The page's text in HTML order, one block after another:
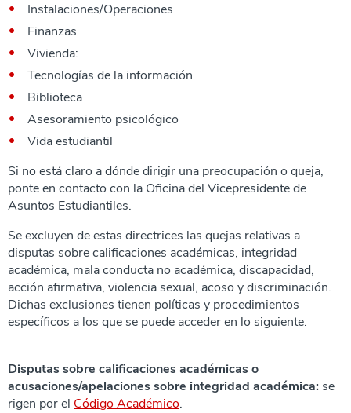
Instalaciones/Operaciones
Finanzas
Vivienda:
Tecnologías de la información
Biblioteca
Asesoramiento psicológico
Vida estudiantil
Si no está claro a dónde dirigir una preocupación o queja,
ponte en contacto con la Oficina del Vicepresidente de
Asuntos Estudiantiles.
Se excluyen de estas directrices las quejas relativas a
disputas sobre calificaciones académicas, integridad
académica, mala conducta no académica, discapacidad,
acción afirmativa, violencia sexual, acoso y discriminación.
Dichas exclusiones tienen políticas y procedimientos
específicos a los que se puede acceder en lo siguiente.
Disputas sobre calificaciones académicas o
acusaciones/apelaciones sobre integridad académica: se
rigen por el Código Académico.